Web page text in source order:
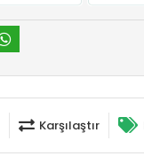
Karşılaştır